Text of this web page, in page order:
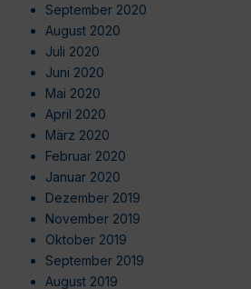
September 2020
August 2020
Juli 2020
Juni 2020
Mai 2020
April 2020
März 2020
Februar 2020
Januar 2020
Dezember 2019
November 2019
Oktober 2019
September 2019
August 2019